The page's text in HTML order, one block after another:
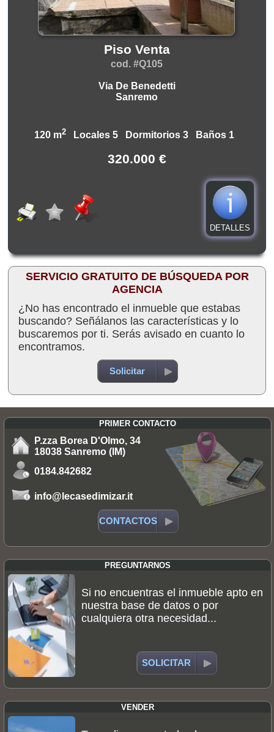
Piso Venta
cod. #Q105
Via De Benedetti
Sanremo
120 m2 Locales 5 Dormitorios 3 Baños 1
320.000 €
DETALLES
SERVICIO GRATUITO DE BÚSQUEDA POR
AGENCIA
¿No has encontrado el inmueble que estabas
buscando? Señálanos las características y lo
buscaremos por ti. Serás avisado en cuanto lo
encontramos.
Solicitar
PRIMER CONTACTO
P.zza Borea D'Olmo, 34
18038 Sanremo (IM)
0184.842682
info@lecasedimizar.it
CONTACTOS
PREGUNTARNOS
Si no encuentras el inmueble apto en
nuestra base de datos o por
cualquiera otra necesidad...
SOLICITAR
VENDER